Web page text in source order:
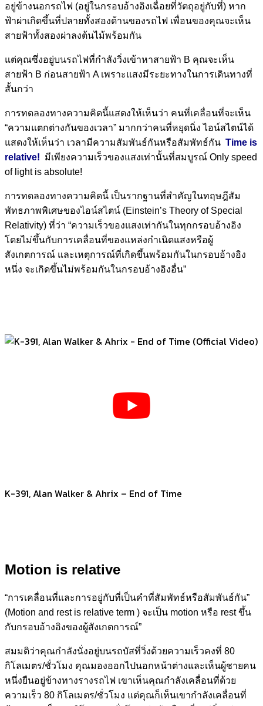
อยู่ข้างนอกรถไฟ (อยู่ในกรอบอ้างอิงเฉื่อยที่วัตถุอยู่กับที่) หาก
ฟ้าผ่าเกิดขึ้นที่ปลายทั้งสองด้านของรถไฟ เพื่อนของคุณจะเห็น
สายฟ้าทั้งสองผ่าลงต้นไม้พร้อมกัน
แต่คุณซึ่งอยู่บนรถไฟที่กำลังวิ่งเข้าหาสายฟ้า B คุณจะเห็น
สายฟ้า B ก่อนสายฟ้า A เพราะแสงมีระยะทางในการเดินทางที่
สั้นกว่า
การทดลองทางความคิดนี้แสดงให้เห็นว่า คนที่เคลื่อนที่จะเห็น
“ความแตกต่างกันของเวลา” มากกว่าคนที่หยุดนิ่ง ไอน์สไตน์ได้
แสดงให้เห็นว่า เวลามีความสัมพันธ์กันหรือสัมพัทธ์กัน Time is
relative! มีเพียงความเร็วของแสงเท่านั้นที่สมบูรณ์ Only speed
of light is absolute!
การทดลองทางความคิดนี้ เป็นรากฐานที่สำคัญในทฤษฎีสัม
พัทธภาพพิเศษของไอน์สไตน์ (Einstein’s Theory of Special
Relativity) ที่ว่า “ความเร็วของแสงเท่ากันในทุกกรอบอ้างอิง
โดยไม่ขึ้นกับการเคลื่อนที่ของแหล่งกำเนิดแสงหรือผู้
สังเกตการณ์ และเหตุการณ์ที่เกิดขึ้นพร้อมกันในกรอบอ้างอิง
หนึ่ง จะเกิดขึ้นไม่พร้อมกันในกรอบอ้างอิงอื่น”
K-391, Alan Walker & Ahrix – End of Time
Motion is relative
“การเคลื่อนที่และการอยู่กับที่เป็นคำที่สัมพัทธ์หรือสัมพันธ์กัน”
(Motion and rest is relative term ) จะเป็น motion หรือ rest ขึ้น
กับกรอบอ้างอิงของผู้สังเกตการณ์”
สมมติว่าคุณกำลังนั่งอยู่บนรถบัสที่วิ่งด้วยความเร็วคงที่ 80
กิโลเมตร/ชั่วโมง คุณมองออกไปนอกหน้าต่างและเห็นผู้ชายคน
หนึ่งยืนอยู่ข้างทางรางรถไฟ เขาเห็นคุณกำลังเคลื่อนที่ด้วย
ความเร็ว 80 กิโลเมตร/ชั่วโมง แต่คุณก็เห็นเขากำลังเคลื่อนที่